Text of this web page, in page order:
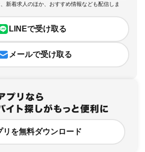
、新着求人のほか、おすすめ情報なども配信しま
LINEで受け取る
メールで受け取る
リを無料ダウンロード